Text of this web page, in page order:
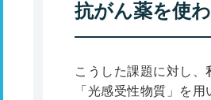
抗がん薬を使
こうした課題に対し
「光感受性物質」を